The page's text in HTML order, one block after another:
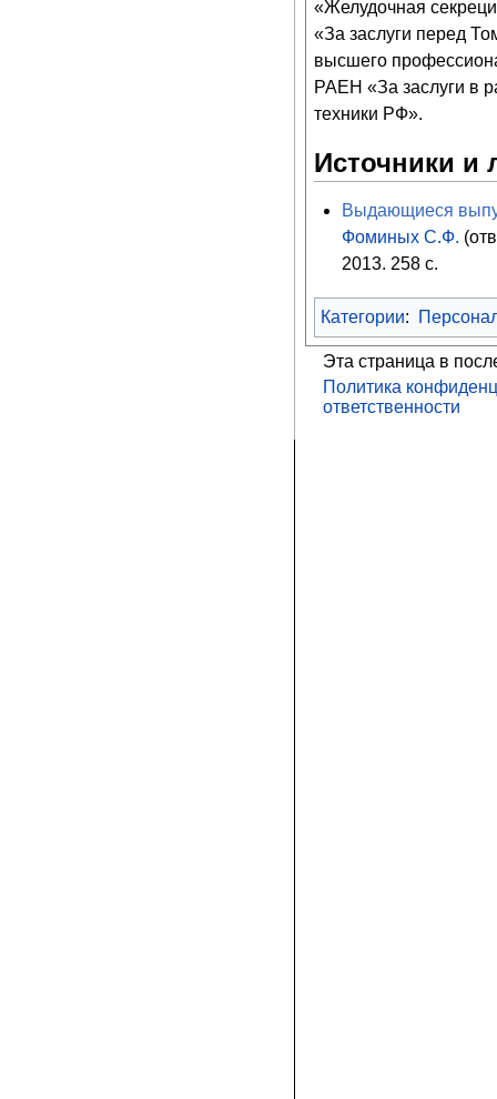
«Желудочная
«За заслуги перед
высшего
РАЕН «За заслуги в
техники РФ».
Источники и
Выдающиеся
Фоминых С.Ф.
2013. 258 с.
Категории:
Эта страница в
Политика
ответственности